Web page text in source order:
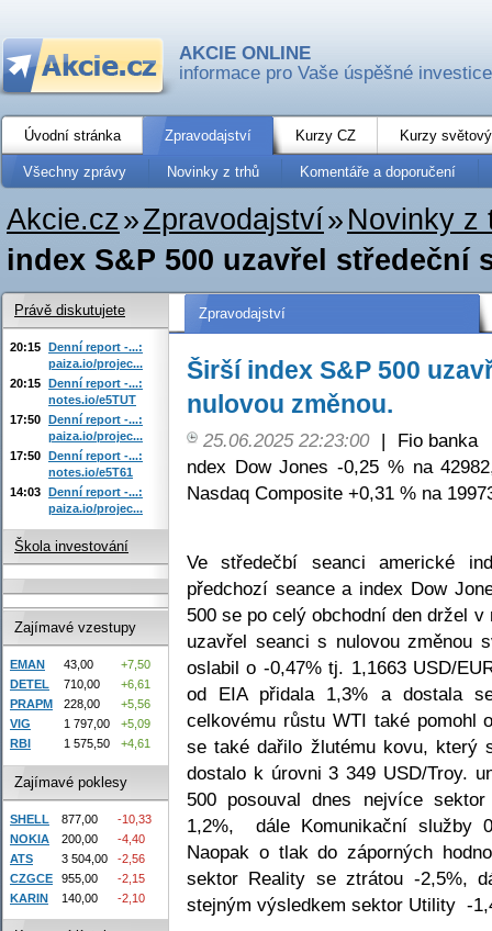
AKCIE ONLINE
informace pro Vaše úspěšné investice
Úvodní stránka Zpravodajství Kurzy CZ Kurzy
Všechny zprávy Novinky z trhů Komentáře a doporučení
Akcie.cz»Zpravodajství» Novinky z
index S&P 500 uzavřel středeční
Zpravodajství
Širší index S&P 500
nulovou změnou.
25.06.2025 22:23:00 |
Fio banka
ndex Dow Jones -0,25 % na
Nasdaq Composite +0,31 % na
Ve středečbí seanci americké
předchozí seance a index Dow
500 se po celý obchodní den držel
uzavřel seanci s nulovou změnou
oslabil o -0,47% tj. 1,1663 USD/
od EIA přidala 1,3% a dostala
celkovému růstu WTI také pomohl
se také dařilo žlutému kovu,
dostalo k úrovni 3 349 USD/Troy.
500 posouval dnes nejvíce
1,2%, dále Komunikační služby
Naopak o tlak do záporných
sektor Reality se ztrátou -2,5%,
stejným výsledkem sektor Utility -
Právě diskutujete
20:15 Denní report -...:
paiza.io/projec...
20:15 Denní report -...:
notes.io/e5TUT
17:50 Denní report -...:
paiza.io/projec...
17:50 Denní report -...:
notes.io/e5T61
14:03 Denní report -...:
paiza.io/projec...
Škola investování
Zajímavé vzestupy
EMAN 43,00
+7,50
DETEL
710,00
+6,61
PRAPM
228,00
+5,56
VIG
1 797,00
+5,09
RBI
1 575,50 +4,61
Zajímavé poklesy
SHELL 877,00
-10,33
NOKIA
200,00
-4,40
ATS
3 504,00
-2,56
CZGCE
955,00
-2,15
KARIN
140,00 -2,10